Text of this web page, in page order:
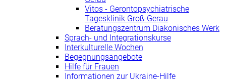
Vitos - Gerontopsychiatrische
Tagesklinik Groß-Gerau
Beratungszentrum Diakonisches Werk
Sprach- und Integrationskurse
Interkulturelle Wochen
Begegnungsangebote
Hilfe für Frauen
Informationen zur Ukraine-Hilfe